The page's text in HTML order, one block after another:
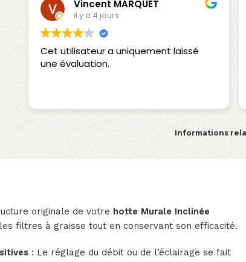
Vincent MARQUET
il y a 4 jours
Cet utilisateur a uniquement laissé
une évaluation.
Informations
originale de votre hotte Murale Inclinée
filtres à graisse tout en conservant son efficacité.
: Le réglage du débit ou de l’éclairage se fait